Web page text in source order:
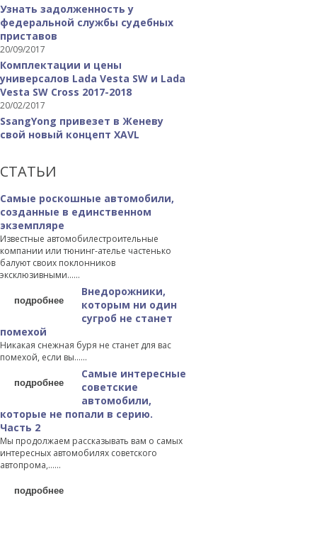
Узнать задолженность у
федеральной службы судебных
приставов
20/09/2017
Комплектации и цены
универсалов Lada Vesta SW и Lada
Vesta SW Cross 2017-2018
20/02/2017
SsangYong привезет в Женеву
свой новый концепт XAVL
СТАТЬИ
Самые роскошные автомобили,
созданные в единственном
экземпляре
Известные автомобилестроительные
компании или тюнинг-ателье частенько
балуют своих поклонников
эксклюзивными…...
подробнее
Внедорожники,
которым ни один
сугроб не станет
помехой
Никакая снежная буря не станет для вас
помехой, если вы…...
подробнее
Самые интересные
советские
автомобили,
которые не попали в серию.
Часть 2
Мы продолжаем рассказывать вам о самых
интересных автомобилях советского
автопрома,…...
подробнее